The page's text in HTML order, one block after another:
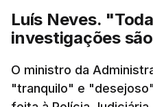
entrevista à Rádio
Pelo menos 20 prédios
Cali, com várias
disse o autarca Alejandro
Luís Neves.
investigações
O ministro da
"tranquilo" e